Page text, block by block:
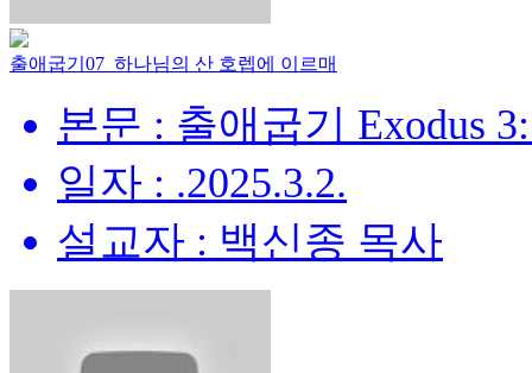
출애굽기07_하나님의 산 호렙에 이르매
본문 : 출애굽기 Exodus
일자 : .2025.3.2.
설교자 : 백신종 목사